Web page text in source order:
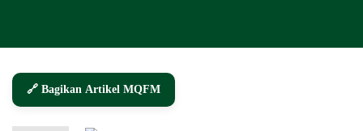
🔗 Bagikan Artikel MQFM